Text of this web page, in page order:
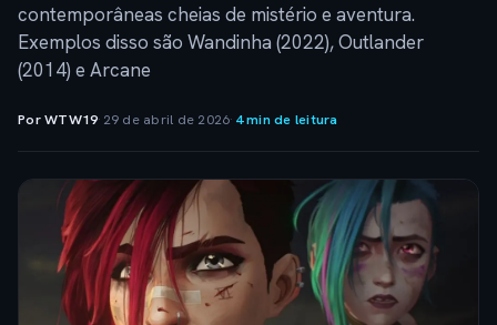
contemporâneas cheias de mistério e aventura.
Exemplos disso são Wandinha (2022), Outlander
(2014) e Arcane
Por WTW19· 29 de abril de 2026· 4 min de leitura